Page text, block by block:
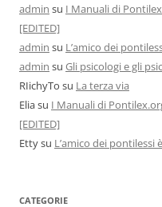
admin su I Manuali di
[EDITED]
admin su L’amico dei
admin su Gli psicologi e gli
RIichyTo su La terza via
Eliasu I Manuali di
[EDITED]
Ettysu L’amico dei pontilessi
CATEGORIE